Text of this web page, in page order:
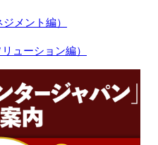
メント編）
ューション編）